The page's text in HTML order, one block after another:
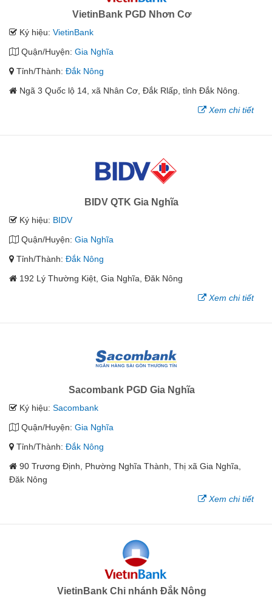
VietinBank PGD Nhơn Cơ
Ký hiệu: VietinBank
Quận/Huyện: Gia Nghĩa
Tỉnh/Thành: Đắk Nông
Ngã 3 Quốc lộ 14, xã Nhân Cơ, Đắk Rlấp, tỉnh Đắk Nông.
Xem chi tiết
BIDV QTK Gia Nghĩa
Ký hiệu: BIDV
Quận/Huyện: Gia Nghĩa
Tỉnh/Thành: Đắk Nông
192 Lý Thường Kiệt, Gia Nghĩa, Đăk Nông
Xem chi tiết
Sacombank PGD Gia Nghĩa
Ký hiệu: Sacombank
Quận/Huyện: Gia Nghĩa
Tỉnh/Thành: Đắk Nông
90 Trương Định, Phường Nghĩa Thành, Thị xã Gia Nghĩa,
Đăk Nông
Xem chi tiết
VietinBank Chi nhánh Đắk Nông